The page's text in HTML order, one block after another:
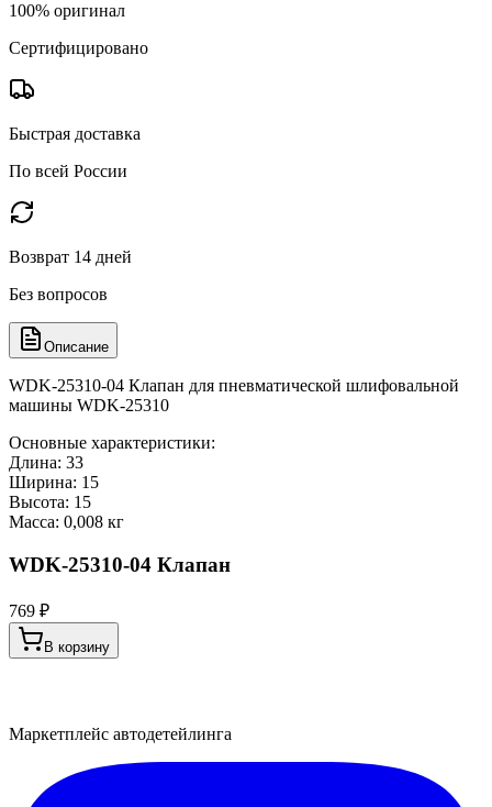
100% оригинал
Сертифицировано
Быстрая доставка
По всей России
Возврат 14 дней
Без вопросов
Описание
WDK-25310-04 Клапан для пневматической шлифовальной
машины WDK-25310
Основные характеристики:
Длина: 33
Ширина: 15
Высота: 15
Масса: 0,008 кг
WDK-25310-04 Клапан
769 ₽
В корзину
Маркетплейс автодетейлинга